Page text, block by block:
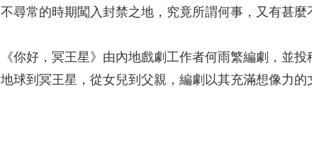
不尋常的時期闖入封禁之地，究竟所謂何事，又有甚麼
《你好，冥王星》由內地戲劇工作者何雨繁編劇，並
地球到冥王星，從女兒到父親，編劇以其充滿想像力的